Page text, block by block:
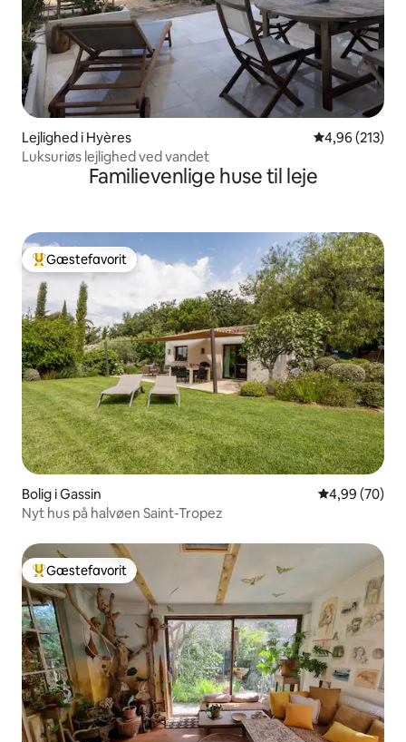
Lejlighed i Hyères 4,96 ud af 5 i
4,96 (213)
Luksuriøs lejlighed ved vandet
Familievenlige huse til leje
Bedste gæstefavorit
Gæstefavorit
Bolig i Gassin 4,99 ud af 5 i
4,99 (70)
Nyt hus på halvøen Saint-Tropez
Bedste gæstefavorit
Gæstefavorit